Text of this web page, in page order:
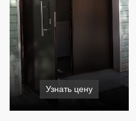
Узнать цену